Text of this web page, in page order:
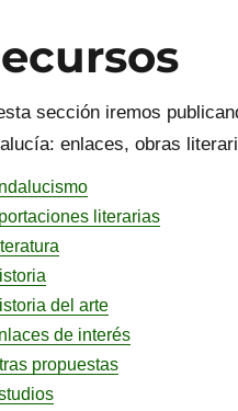
sección iremos
enlaces, obras
literarias
del arte
de interés
propuestas